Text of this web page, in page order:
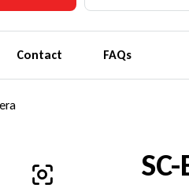
Contact FAQs